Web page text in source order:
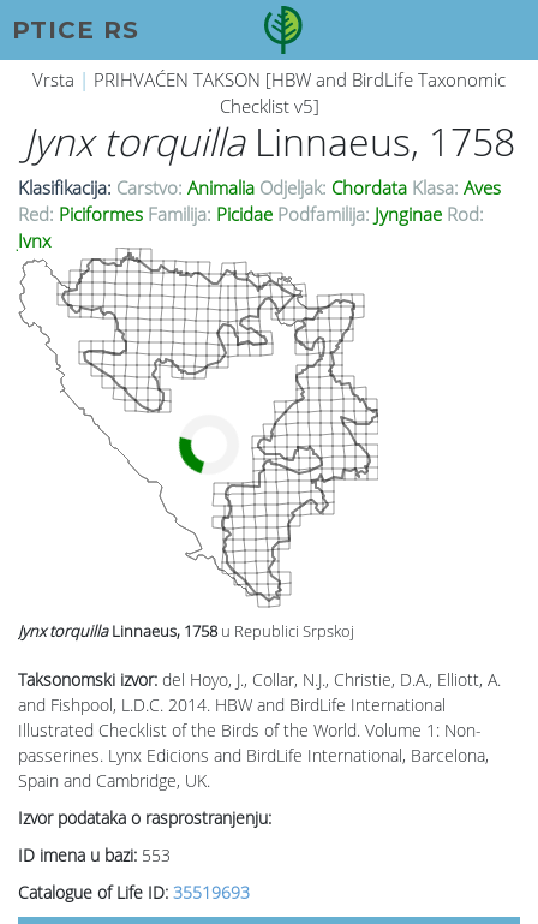
PTICE RS
Vrsta | PRIHVAĆEN TAKSON [HBW and BirdLife Taxonomic
Checklist v5]
Jynx torquilla Linnaeus, 1758
Klasifikacija: Carstvo: Animalia Odjeljak: Chordata Klasa: Aves
Red: Piciformes Familija: Picidae Podfamilija: Jynginae Rod:
Jynx
Taksonomski izvor: del Hoyo, J., Collar, N.J., Christie, D.A., Elliott, A.
and Fishpool, L.D.C. 2014. HBW and BirdLife International
Illustrated Checklist of the Birds of the World. Volume 1: Non-
passerines. Lynx Edicions and BirdLife International, Barcelona,
Spain and Cambridge, UK.
Izvor podataka o rasprostranjenju:
ID imena u bazi: 553
Catalogue of Life ID: 35519693
Jynx torquillaLinnaeus, 1758 u Republici Srpskoj